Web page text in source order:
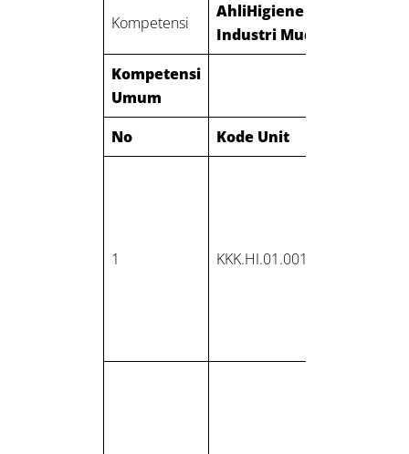
Kompetensi
AhliHigiene
Industri Muda
Kompetensi
Umum
No
Kode Unit
1 KKK.HI.01.001.01